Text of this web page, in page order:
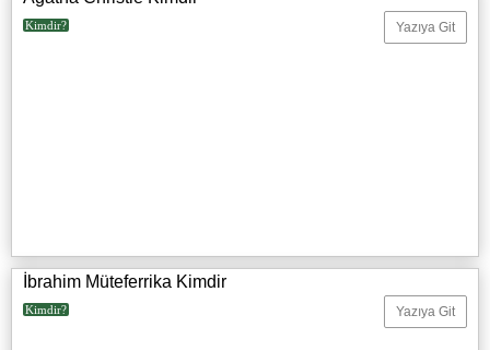
Kimdir? Yazıya Git
İbrahim Müteferrika Kimdir
Kimdir? Yazıya Git